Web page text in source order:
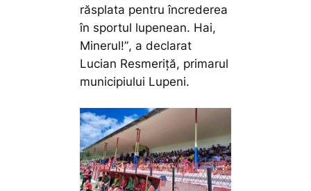
răsplata pentru încrederea
în sportul lupenean. Hai,
Minerul!”, a declarat
Lucian Resmeriță, primarul
municipiului Lupeni.